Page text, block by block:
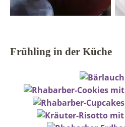
Frühling in der Küche